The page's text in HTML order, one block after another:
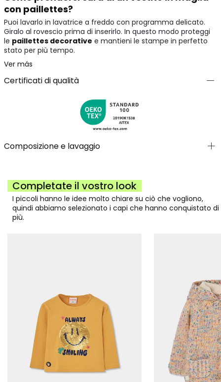
con paillettes?
Puoi lavarlo in lavatrice a freddo con programma delicato.
Giralo al rovescio prima di inserirlo. In questo modo proteggi
le paillettes decorative e mantieni le stampe in perfetto
stato per più tempo.
Ver más
Certificati di qualità
Composizione e lavaggio
Completate il vostro look
I piccoli hanno le idee molto chiare su ciò che vogliono,
quindi abbiamo selezionato i capi che hanno conquistato di
più.